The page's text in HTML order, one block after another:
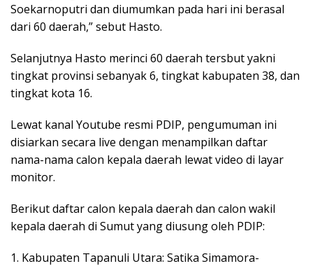
Soekarnoputri dan diumumkan pada hari ini berasal
dari 60 daerah,” sebut Hasto.
Selanjutnya Hasto merinci 60 daerah tersbut yakni
tingkat provinsi sebanyak 6, tingkat kabupaten 38, dan
tingkat kota 16.
Lewat kanal Youtube resmi PDIP, pengumuman ini
disiarkan secara live dengan menampilkan daftar
nama-nama calon kepala daerah lewat video di layar
monitor.
Berikut daftar calon kepala daerah dan calon wakil
kepala daerah di Sumut yang diusung oleh PDIP:
1. Kabupaten Tapanuli Utara: Satika Simamora-